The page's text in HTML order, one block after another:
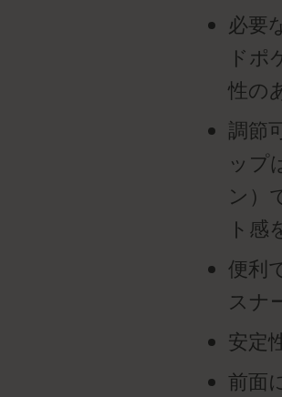
必要
ドポ
性の
調節
ップ
ン）
ト感
便利
スナ
安定
前面